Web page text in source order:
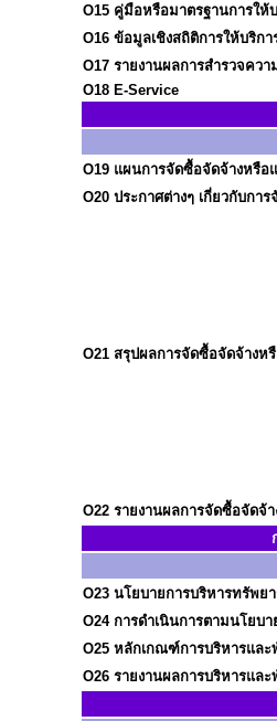
O15 คู่มือหรือมาตรฐานการให้
O16 ข้อมูลเชิงสถิติการให้บริกา
O17 รายงานผลการสำรวจควา
O18 E-Service
O19 แผนการจัดซื้อจัดจ้างหรือ
O20 ประกาศต่างๆ เกี่ยวกับกา
O21 สรุปผลการจัดซื้อจัดจ้างห
O22 รายงานผลการจัดซื้อจัดจ้
O23 นโยบายการบริหารทรัพย
O24 การดำเนินการตามนโยบ
O25 หลักเกณฑ์การบริหารแล
O26 รายงานผลการบริหารแล